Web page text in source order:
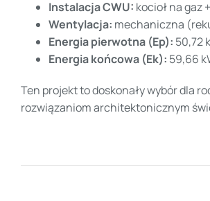
Instalacja CWU: kocioł na gaz
Wentylacja: mechaniczna
Energia pierwotna (Ep): 50,72
Energia końcowa (Ek): 59,66
Ten projekt to doskonały wybór dla
rozwiązaniom architektonicznym